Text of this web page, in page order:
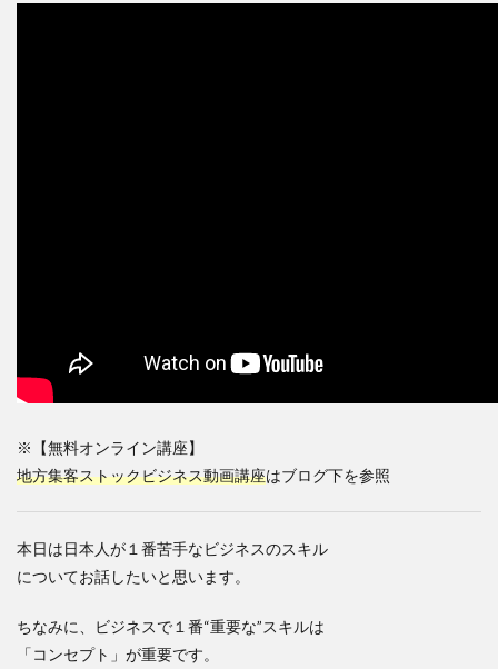
※【無料オンライン講座】
地方集客ストックビジネス動画講座はブログ下を参照
本日は日本人が１番苦手なビジネスのスキル
についてお話したいと思います。
ちなみに、ビジネスで１番“重要な”スキルは
「コンセプト」が重要です。